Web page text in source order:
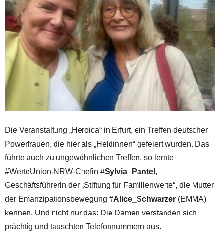
Die Veranstaltung „Heroica“ in Erfurt, ein Treffen deutscher
Powerfrauen, die hier als „Heldinnen“ gefeiert wurden. Das
führte auch zu ungewöhnlichen Treffen, so lernte
#WerteUnion-NRW-Chefin #Sylvia_Pantel ,
Geschäftsführerin der „Stiftung für Familienwerte“, die Mutter
der Emanzipationsbewegung #Alice_Schwarzer (EMMA)
kennen. Und nicht nur das: Die Damen verstanden sich
prächtig und tauschten Telefonnummern aus.